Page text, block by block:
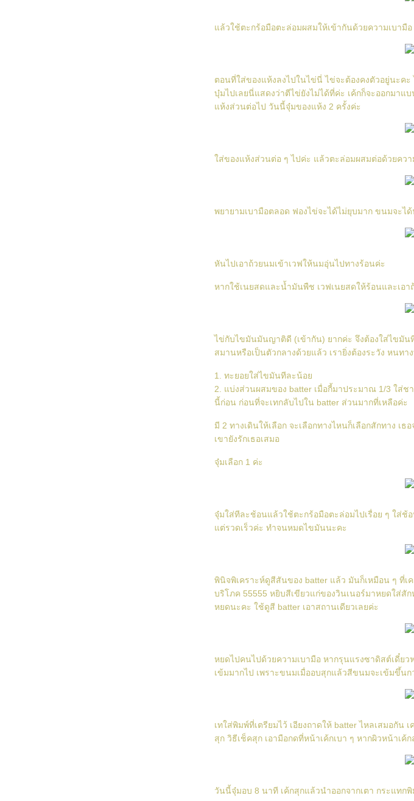
ล้วใช้ตะกร้อมือตะล่อมผสมให้เข้ากันด้วยความเบามือ
ตอนที่ใส่ของแห้งลงไปในไข่นี่ ไข่จะต้องคงตัวอยู่นะค
บุ๋มไปเลยนี่แสดงว่าตีไข่ยังไม่ได้ที่ค่ะ เค้กก็จะออกมา
ห้งส่วนต่อไป วันนี้จุ๋มของแห้ง 2 ครั้งค่ะ
ส่ของแห้งส่วนต่อ ๆ ไปค่ะ แล้วตะล่อมผสมต่อด้วยควา
พยายามเบามือตลอด ฟองไข่จะได้ไม่ยุบมาก ขนมจะได้
หันไปเอาถ้วยนมเข้าเวฟให้นมอุ่นไปทางร้อนค่ะ
หากใช้เนยสดและน้ำมันพืช เวฟเนยสดให้ร้อนและเอ
ไข่กับไขมันมันญาติดี (เข้ากัน) ยากค่ะ จึงต้องใส่ไขมั
สมานหรือเป็นตัวกลางด้วยแล้ว เรายิ่งต้องระวัง หนทา
1. ทะยอยใส่ไขมันทีละน้อ
2. แบ่งส่วนผสมของ batter เมื่อกี้มาประมาณ 1/3 ใส่
นี้ก่อน ก่อนที่จะเทกลับไปใน batter ส่วนมากที่เหลือค่ะ
มี 2 ทางเดินให้เลือก จะเลือกทางไหนก็เลือกสักทาง เ
เขายังรักเธอเสมอ
จุ๋มเลือก 1 ค่ะ
จุ๋มใส่ทีละช้อนแล้วใช้ตะกร้อมือตะล่อมไปเรื่อย ๆ ใส่ช้
ต่รวดเร็วค่ะ ทำจนหมดไขมันนะคะ
พินิจพิเคราะห์ดูสีสันของ batter แล้ว มันก็เหมือน ๆ ที่
บริโภค 55555 หยิบสีเขียวแก่ของวินเนอร์มาหยดใส่สั
หยดนะคะ ใช้ดูสี batter เอาสถานเดียวเลยค่ะ
หยดไปคนไปด้วยความเบามือ หากรุนแรงซาดิสต์เดี๋ย
เข้มมากไป เพราะขนมเมื่ออบสุกแล้วสีขนมจะเข้มขึ้นก
เทใส่พิมพ์ที่เตรียมไว้ เอียงถาดให้ batter ไหลเสมอกัน
สุก วิธีเช็คสุก เอามือกดที่หน้าเค้กเบา ๆ หากผิวหน้าเ
วันนี้จุ๋มอบ 8 นาที เค้กสุกแล้วนำออกจากเตา กระแทก